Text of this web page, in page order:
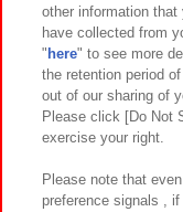
関連会社
プライバシーポリシー
お取引先さま
カスタマーハラスメン
other information
have collected from
" here" to see more
the retention period
out of our sharing of
Please click [Do Not
exercise your right.
Please note that
preference signals ,